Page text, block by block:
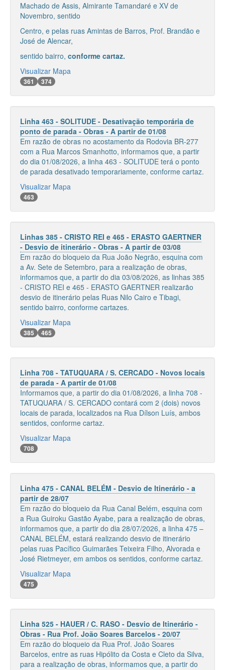
Machado de Assis, Almirante Tamandaré e XV de
Novembro, sentido
Centro, e pelas ruas Amintas de Barros, Prof. Brandão e
José de Alencar,
sentido bairro, conforme cartaz.
Visualizar Mapa
361 374
Linha 463 - SOLITUDE - Desativação temporária de
ponto de parada - Obras - A partir de 01/08
Em razão de obras no acostamento da Rodovia BR-277
com a Rua Marcos Smanhotto, informamos que, a partir
do dia 01/08/2026, a linha 463 - SOLITUDE terá o ponto
de parada desativado temporariamente, conforme cartaz.
Visualizar Mapa
463
Linhas 385 - CRISTO REI e 465 - ERASTO GAERTNER
- Desvio de itinerário - Obras - A partir de 03/08
Em razão do bloqueio da Rua João Negrão, esquina com
a Av. Sete de Setembro, para a realização de obras,
informamos que, a partir do dia 03/08/2026, as linhas 385
- CRISTO REI e 465 - ERASTO GAERTNER realizarão
desvio de itinerário pelas Ruas Nilo Cairo e Tibagi,
sentido bairro, conforme cartazes.
Visualizar Mapa
385 465
Linha 708 - TATUQUARA / S. CERCADO - Novos locais
de parada - A partir de 01/08
Informamos que, a partir do dia 01/08/2026, a linha 708 -
TATUQUARA / S. CERCADO contará com 2 (dois) novos
locais de parada, localizados na Rua Dílson Luís, ambos
sentidos, conforme cartaz.
Visualizar Mapa
708
Linha 475 - CANAL BELÉM - Desvio de Itinerário - a
partir de 28/07
Em razão do bloqueio da Rua Canal Belém, esquina com
a Rua Guiroku Gastão Ayabe, para a realização de obras,
informamos que, a partir do dia 28/07/2026, a linha 475 –
CANAL BELÉM, estará realizando desvio de itinerário
pelas ruas Pacífico Guimarães Teixeira Filho, Alvorada e
José Rietmeyer, em ambos os sentidos, conforme cartaz.
Visualizar Mapa
475
Linha 525 - HAUER / C. RASO - Desvio de Itinerário -
Obras - Rua Prof. João Soares Barcelos - 20/07
Em razão do bloqueio da Rua Prof. João Soares
Barcelos, entre as ruas Hipólito da Costa e Cleto da Silva,
para a realização de obras, informamos que, a partir do